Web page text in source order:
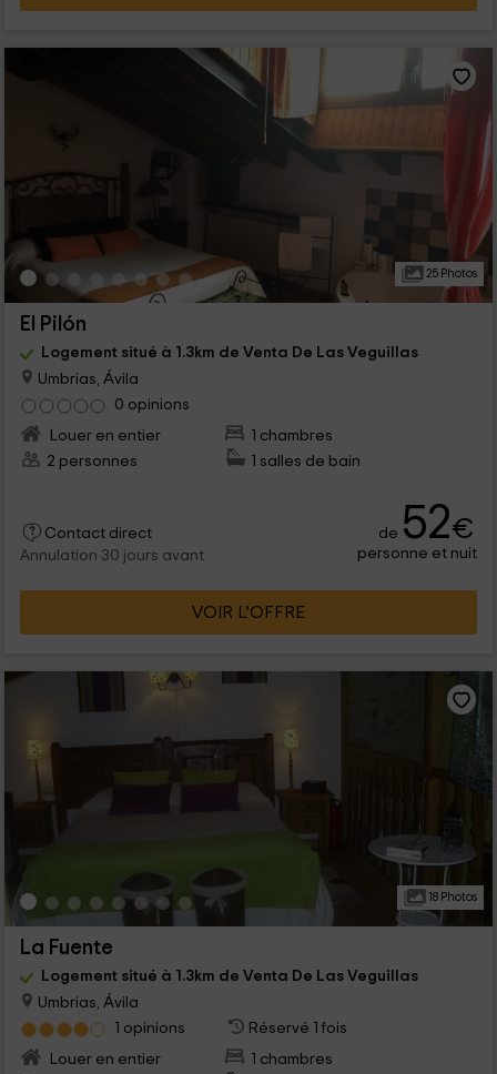
25 Photos
El Pilón
Logement situé à 1.3km de Venta De Las Veguillas
Umbrias, Ávila
0 opinions
Louer en entier
1 chambres
2 personnes
1 salles de bain
Contact direct
Annulation 30 jours avant
de 52€
personne et nuit
VOIR L’OFFRE
18 Photos
La Fuente
Logement situé à 1.3km de Venta De Las Veguillas
Umbrias, Ávila
1 opinions
Réservé 1 fois
Louer en entier
1 chambres